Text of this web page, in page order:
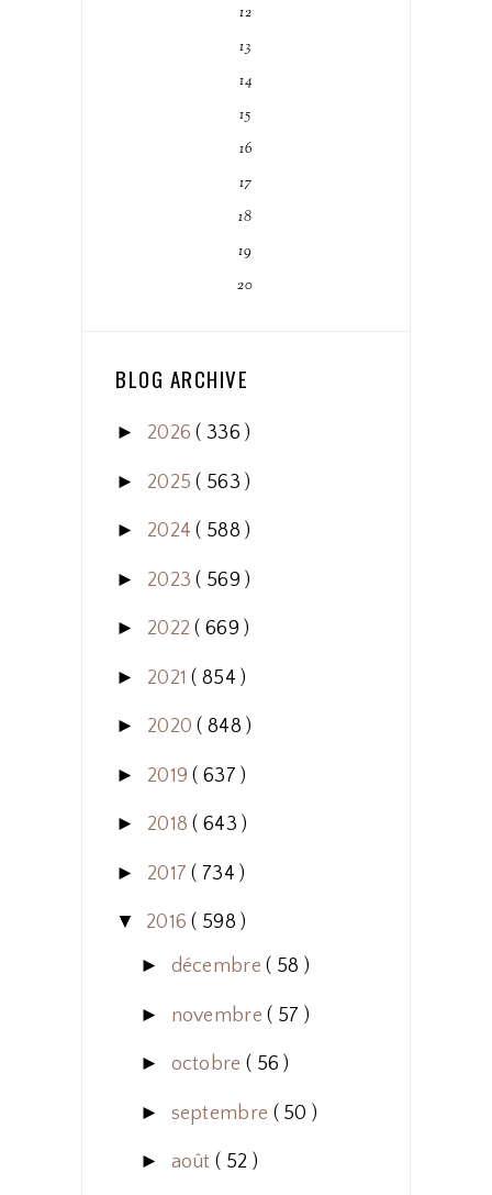
12
13
14
15
16
17
18
19
20
BLOG ARCHIVE
► 2026( 336 )
► 2025( 563 )
► 2024( 588 )
► 2023( 569 )
► 2022( 669 )
► 2021( 854 )
► 2020( 848 )
► 2019( 637 )
► 2018( 643 )
► 2017( 734 )
▼ 2016( 598 )
► décembre( 58 )
► novembre( 57 )
► octobre ( 56 )
► septembre ( 50 )
► août ( 52 )